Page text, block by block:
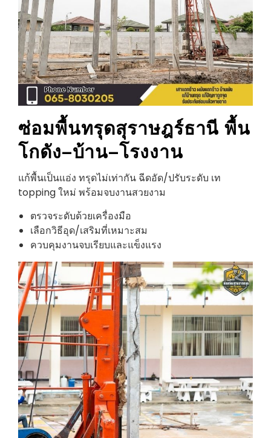
ซ่อมพื้นทรุดสุราษฎร์ธานี พื้น
โกดัง–บ้าน–โรงงาน
แก้พื้นเป็นแอ่ง ทรุดไม่เท่ากัน ฉีดอัด/ปรับระดับ เท
topping ใหม่ พร้อมจบงานสวยงาม
ตรวจระดับด้วยเครื่องมือ
เลือกวิธีอุด/เสริมที่เหมาะสม
ควบคุมงานจบเรียบและแข็งแรง